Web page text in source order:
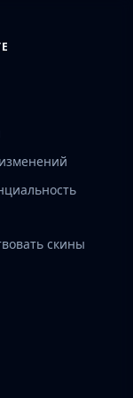
скины